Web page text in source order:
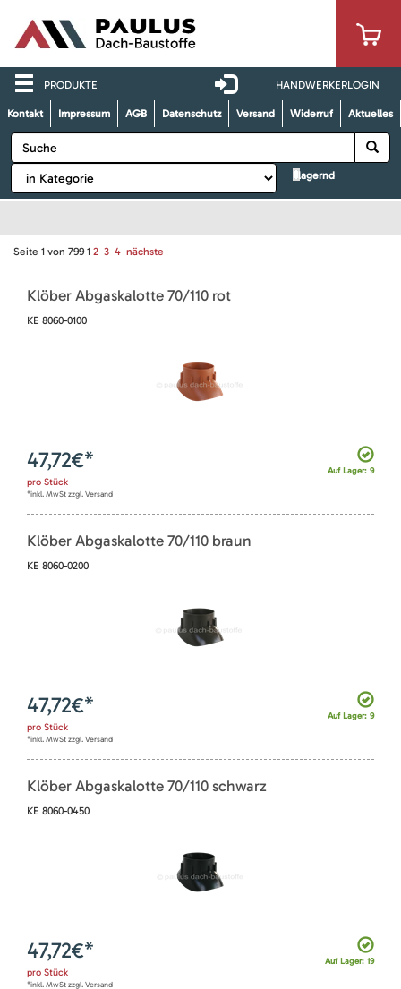
PRODUKTE HANDWERKERLOGIN
Kontakt Impressum AGB Datenschutz Versand Widerruf Aktuelles
lagernd
Seite 1 von 799 1 2 3 4 nächste
Klöber Abgaskalotte 70/110 rot
KE 8060-0100
Auf Lager: 9
47,72€*
pro Stück
*inkl. MwSt zzgl. Versand
Klöber Abgaskalotte 70/110 braun
KE 8060-0200
Auf Lager: 9
47,72€*
pro Stück
*inkl. MwSt zzgl. Versand
Klöber Abgaskalotte 70/110 schwarz
KE 8060-0450
Auf Lager: 19
47,72€*
pro Stück
*inkl. MwSt zzgl. Versand